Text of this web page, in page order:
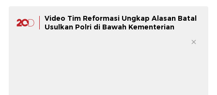
Video Tim Reformasi Ungkap Alasan Batal
Usulkan Polri di Bawah Kementerian